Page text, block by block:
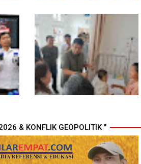
di
Walikota Medan Nonaktifkan
Lurah Aur, Rico Waas : Tak Ada
Toleransi bagi Penyalahgunaan
Wewenang
Gubsu Bobby Pastikan Pasien
Rujukan dari Nias Tak
Terkendala Biaya Perjalanan
dan Rumah Singgah di Medan
& KONFLIK GEOPOLITIK "